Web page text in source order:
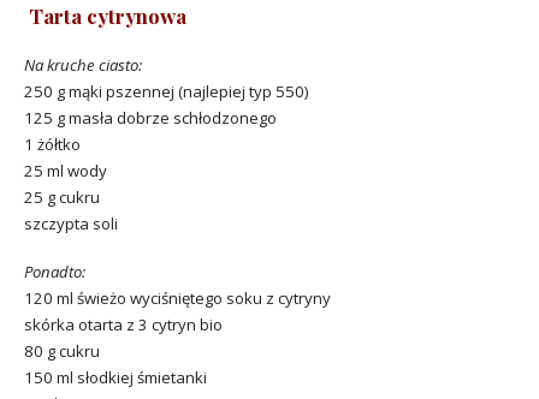
Tarta cytrynowa
Na kruche ciasto:
250 g mąki pszennej (najlepiej typ 550)
125 g masła dobrze schłodzonego
1 żółtko
25 ml wody
25 g cukru
szczypta soli
Ponadto:
120 ml świeżo wyciśniętego soku z cytryny
skórka otarta z 3 cytryn bio
80 g cukru
150 ml słodkiej śmietanki